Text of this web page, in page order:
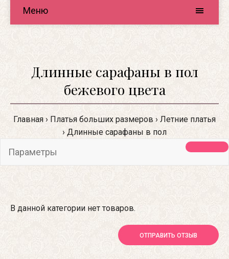
Меню
Длинные сарафаны в пол
бежевого цвета
Главная Платья больших размеров
Летние платья
Длинные сарафаны в пол
Параметры
В данной категории нет товаров.
ОТПРАВИТЬ ОТЗЫВ